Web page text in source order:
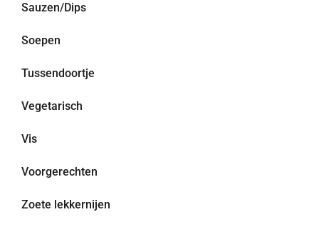
Sauzen/Dips
Soepen
Tussendoortje
Vegetarisch
Vis
Voorgerechten
Zoete lekkernijen